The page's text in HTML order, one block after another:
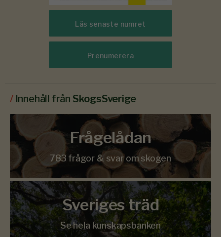
Läs senaste numret
Prenumerera
/ Innehåll från SkogsSverige
Frågelådan
783 frågor & svar om skogen
Sveriges träd
Se hela kunskapsbanken